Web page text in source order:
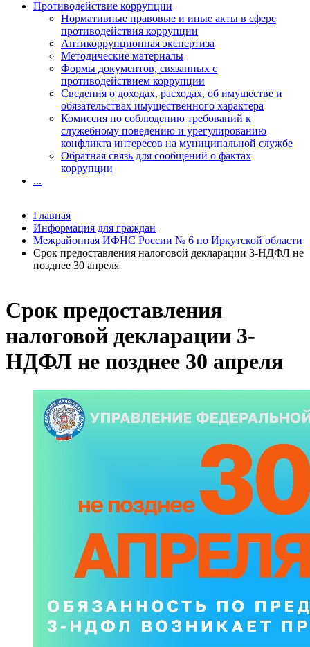
Срок предоставления
налоговой декларации 3-
НДФЛ не позднее 30 апреля
Противодействие коррупции
Нормативные правовые и иные акты в сфере
противодействия коррупции
Антикоррупционная экспертиза
Методические материалы
Формы документов, связанных с
противодействием коррупции
Сведения о доходах, расходах, об имуществе и
обязательствах имущественного характера
Комиссия по соблюдению требований к
служебному поведению и урегулированию
конфликта интересов на муниципальной службе
Обратная связь для сообщений о фактах
коррупции
...
Главная
Информация для граждан
Межрайонная ИФНС России № 6 по Иркутской области
Срок предоставления налоговой декларации 3-НДФЛ не
позднее 30 апреля